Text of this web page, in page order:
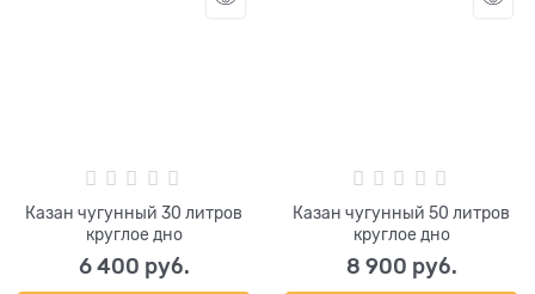
Казан чугунный 30 литров
круглое дно
6 400 руб.
Казан чугунный 50 литров
круглое дно
8 900 руб.